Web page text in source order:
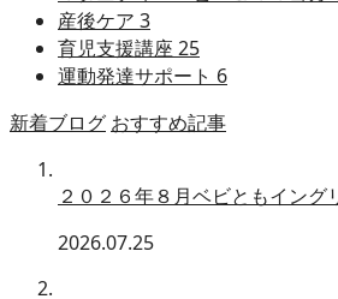
産後ケア 3
育児支援講座 25
運動発達サポート 6
新着ブログ おすすめ記事
２０２６年８月ベビともイン
2026.07.25